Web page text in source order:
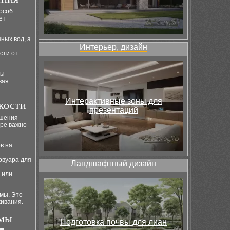
вод, а
от
важно
на
для
или
Это
Интерьер, дизайн
Интерактивные зоны для
презентаций
Ландшафтный дизайн
Подготовка почвы для лиан